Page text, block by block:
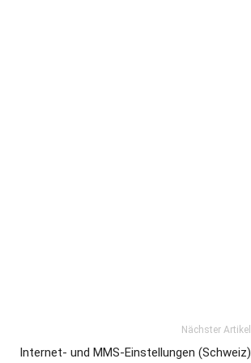
Nächster Artikel
Internet- und MMS-Einstellungen (Schweiz)